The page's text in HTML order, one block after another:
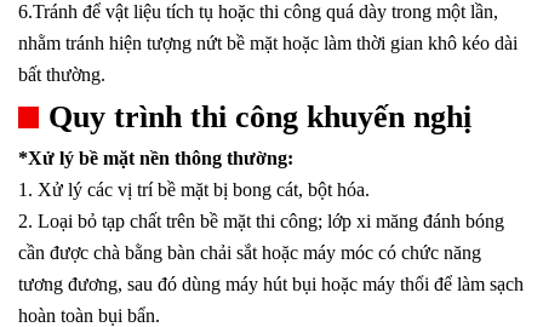
6.Tránh để vật liệu tích tụ hoặc thi công quá dày trong một lần,
nhằm tránh hiện tượng nứt bề mặt hoặc làm thời gian khô kéo dài
bất thường.
Quy trình thi công khuyến nghị
*Xử lý bề mặt nền thông thường:
1. Xử lý các vị trí bề mặt bị bong cát, bột hóa.
2. Loại bỏ tạp chất trên bề mặt thi công; lớp xi măng đánh bóng
cần được chà bằng bàn chải sắt hoặc máy móc có chức năng
tương đương, sau đó dùng máy hút bụi hoặc máy thổi để làm sạch
hoàn toàn bụi bẩn.